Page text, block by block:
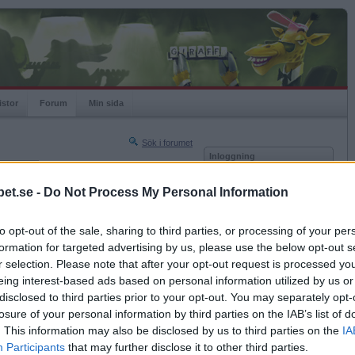
- Do Not Process My Personal Information
opt-out of the sale, sharing to third parties, or processing of your
for targeted advertising by us, please use the below opt-out
selection. Please note that after your opt-out request is processed
interest-based ads based on personal information utilized by us
to third parties prior to your opt-out. You may separately
of your personal information by third parties on the IAB’s list of
This information may also be disclosed by us to third parties on the
Participants that may further disclose it to other third parties.
Forum Min sida
Sök i forumet
Nästa sida »
2012-05-07 20:23
Inloggning
Kom ihåg mig
Glömt ditt lösenord?
Få ny aktiveringslänk
Betapet är gratis!